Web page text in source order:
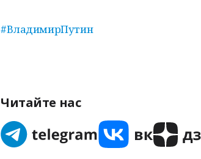
#ВладимирПутин
Читайте нас